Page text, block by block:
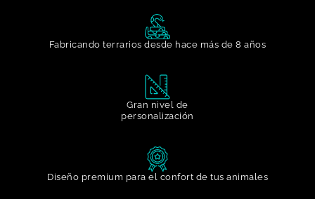
Fabricando terrarios desde hace más de 8 años
Gran nivel de
personalización​
Diseño premium para el confort de tus animales